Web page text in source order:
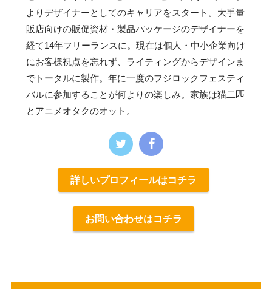
よりデザイナーとしてのキャリアをスタート。大手量
販店向けの販促資材・製品パッケージのデザイナーを
経て14年フリーランスに。現在は個人・中小企業向け
にお客様視点を忘れず、ライティングからデザインま
でトータルに製作。年に一度のフジロックフェスティ
バルに参加することが何よりの楽しみ。家族は猫二匹
とアニメオタクのオット。
詳しいプロフィールはコチラ
お問い合わせはコチラ